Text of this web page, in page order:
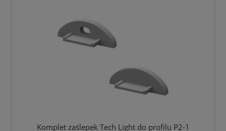
Komplet zaślepek Tech Light do profilu P2-1